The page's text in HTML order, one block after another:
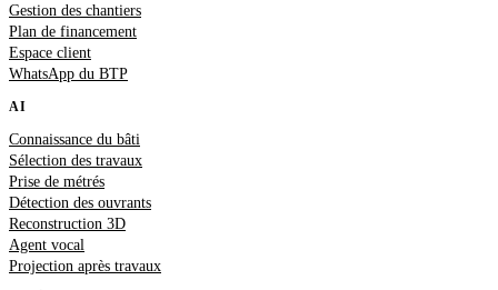
Gestion des chantiers
Plan de financement
Espace client
WhatsApp du BTP
AI
Connaissance du bâti
Sélection des travaux
Prise de métrés
Détection des ouvrants
Reconstruction 3D
Agent vocal
Projection après travaux